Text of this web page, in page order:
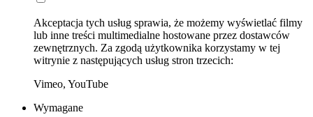
Akceptacja tych usług sprawia, że możemy wyświetlać filmy
lub inne treści multimedialne hostowane przez dostawców
zewnętrznych. Za zgodą użytkownika korzystamy w tej
witrynie z następujących usług stron trzecich:
Vimeo, YouTube
Wymagane